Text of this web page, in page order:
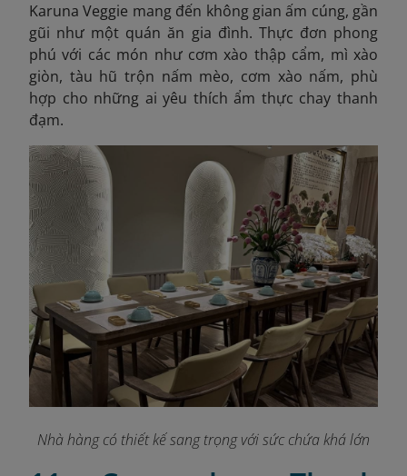
Karuna Veggie mang đến không gian ấm cúng, gần
gũi như một quán ăn gia đình. Thực đơn phong
phú với các món như cơm xào thập cẩm, mì xào
giòn, tàu hũ trộn nấm mèo, cơm xào nấm, phù
hợp cho những ai yêu thích ẩm thực chay thanh
đạm.
Nhà hàng có thiết kế sang trọng với sức chứa khá lớn